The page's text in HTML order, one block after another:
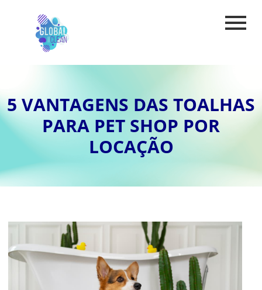
5 VANTAGENS DAS TOALHAS
PARA PET SHOP POR
LOCAÇÃO